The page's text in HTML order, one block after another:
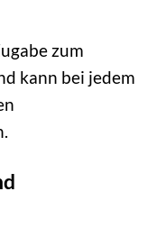
zum
kann bei jedem